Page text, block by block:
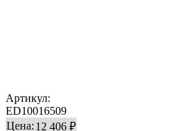
Артикул:
ED10016509
Цена: 12 406 ₽